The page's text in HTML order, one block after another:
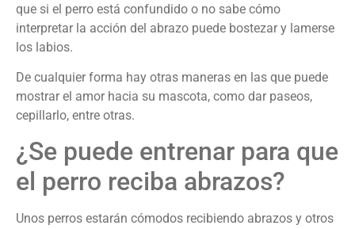
que si el perro está confundido o no sabe cómo
interpretar la acción del abrazo puede bostezar y lamerse
los labios.
De cualquier forma hay otras maneras en las que puede
mostrar el amor hacia su mascota, como dar paseos,
cepillarlo, entre otras.
¿Se puede entrenar para que
el perro reciba abrazos?
Unos perros estarán cómodos recibiendo abrazos y otros